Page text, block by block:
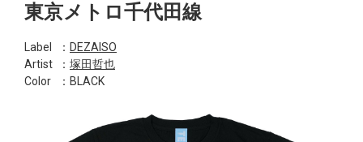
東京メトロ千代田線
Label ： DEZAISO
Artist
： 塚田哲也
Color
：BLACK